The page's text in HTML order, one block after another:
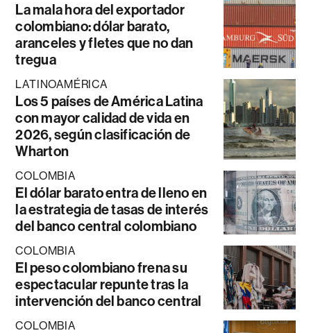
La mala hora del exportador
colombiano: dólar barato,
aranceles y fletes que no dan
tregua
LATINOAMÉRICA
Los 5 países de América Latina
con mayor calidad de vida en
2026, según clasificación de
Wharton
COLOMBIA
El dólar barato entra de lleno en
la estrategia de tasas de interés
del banco central colombiano
COLOMBIA
El peso colombiano frena su
espectacular repunte tras la
intervención del banco central
COLOMBIA